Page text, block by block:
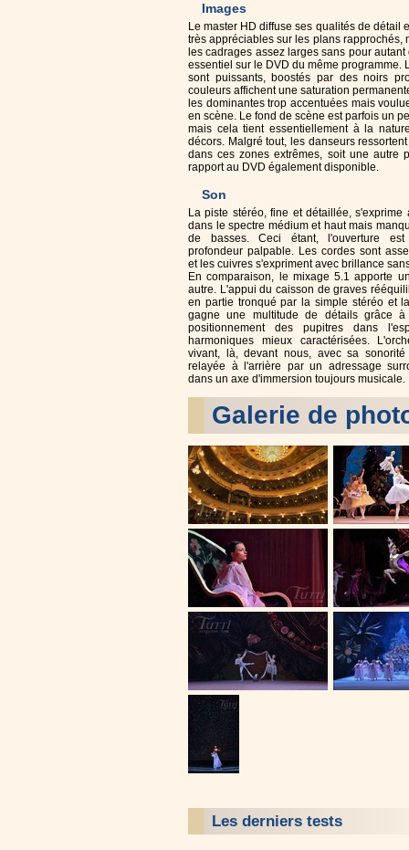
Images
Le master HD diffuse ses qualités de détail
très appréciables sur les plans rapprochés,
les cadrages assez larges sans pour
essentiel sur le DVD du même programme.
sont puissants, boostés par des noirs
couleurs affichent une saturation
les dominantes trop accentuées mais
en scène. Le fond de scène est parfois un
mais cela tient essentiellement à la
décors. Malgré tout, les danseurs
dans ces zones extrêmes, soit une autre
rapport au DVD également disponible.
Son
La piste stéréo, fine et détaillée, s'exprime
dans le spectre médium et haut mais
de basses. Ceci étant, l'ouverture
profondeur palpable. Les cordes sont
et les cuivres s'expriment avec brillance
En comparaison, le mixage 5.1 apporte
autre. L'appui du caisson de graves
en partie tronqué par la simple stéréo et
gagne une multitude de détails grâce
positionnement des pupitres dans
harmoniques mieux caractérisées.
vivant, là, devant nous, avec sa
relayée à l'arrière par un adressage
dans un axe d'immersion toujours musicale.
Galerie de
Les derniers tests